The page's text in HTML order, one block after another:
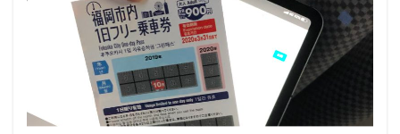
イベント
ウルフスロット
エウレカART
エムザス
エヴァ エヴァBT
はーです
どやまる
エヴァ約束の扉
3戦突破
6号機 8の日 AKB勝利
BOOM天神
cb直方 CC
dokyun